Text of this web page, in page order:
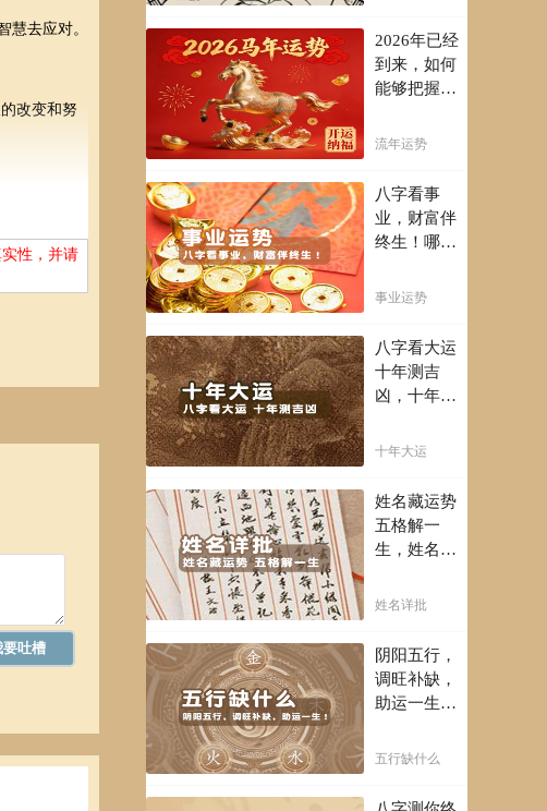
慧去应对。
改变和努
困难时期。
慎考虑，并
成功。
握人生关键
性，并请
2026年已经
到来，如何
能够把握先
凶，不走弯
处查看！
流年运势
八字看事
业，财富伴
终生！哪日
有财官之
九是大官或
富豪，解读
您的事业天
局！！
事业运势
八字看大运
十年测吉
凶，十年一
未来命运全
十年大运
姓名藏运势
五格解一
生，姓名判
凶，你的名
你吗？
姓名详批
阴阳五行，
调旺补缺，
助运一生！
把控起伏波
缺，助运你
五行缺什么